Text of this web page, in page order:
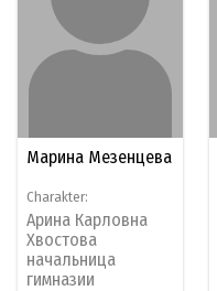
Марина Мезенцева
Charakter:
Арина Карловна
Хвостова
начальница
гимназии